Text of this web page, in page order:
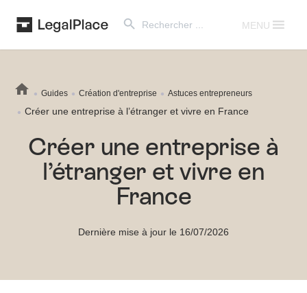
for:
MENU
Guides Création d'entreprise Astuces entrepreneurs
Créer une entreprise à l’étranger et vivre en France
Créer une entreprise à
l’étranger et vivre en
France
Dernière mise à jour le 16/07/2026